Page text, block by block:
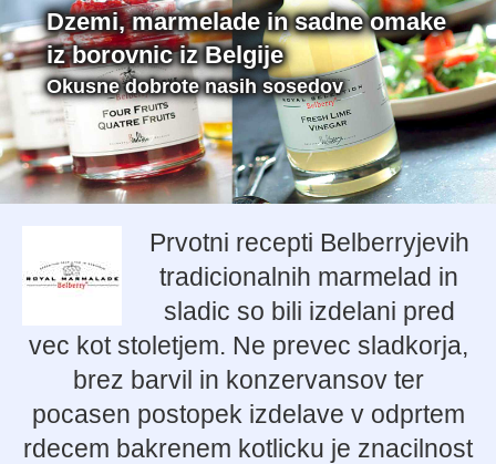
Dzemi, marmelade in sadne omake
iz borovnic iz Belgije
Okusne dobrote nasih sosedov
Prvotni recepti Belberryjevih
tradicionalnih marmelad in
sladic so bili izdelani pred
vec kot stoletjem. Ne prevec sladkorja,
brez barvil in konzervansov ter
pocasen postopek izdelave v odprtem
rdecem bakrenem kotlicku je znacilnost